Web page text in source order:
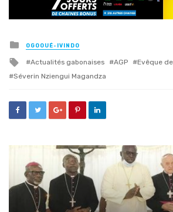
Posted
in
OGOOUÉ-IVINDO
Tagged
with
Actualités gabonaises AGP Evêque
Séverin Nziengui Magandza